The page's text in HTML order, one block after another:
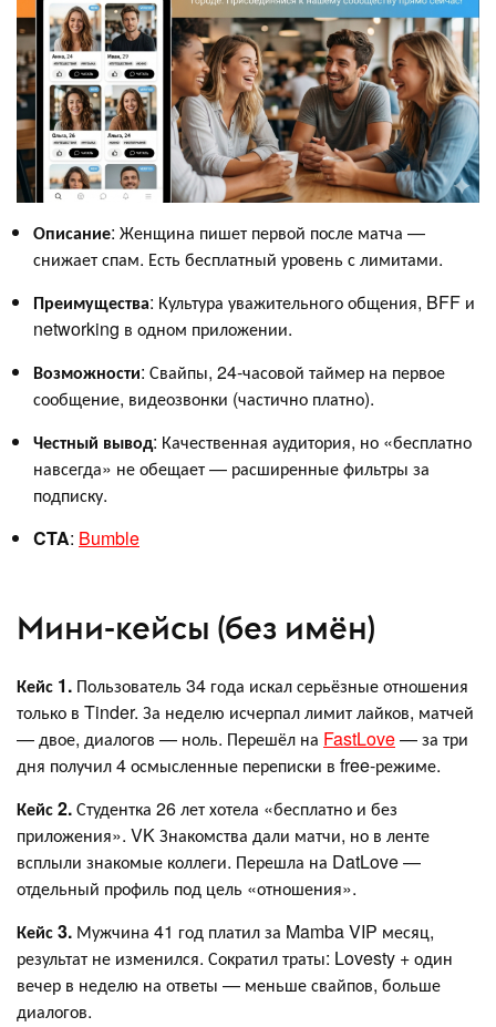
Описание: Женщина пишет первой после матча —
снижает спам. Есть бесплатный уровень с лимитами.
Преимущества: Культура уважительного общения, BFF и
networking в одном приложении.
Возможности: Свайпы, 24-часовой таймер на первое
сообщение, видеозвонки (частично платно).
Честный вывод: Качественная аудитория, но «бесплатно
навсегда» не обещает — расширенные фильтры за
подписку.
CTA: Bumble
Мини-кейсы (без имён)
Кейс 1. Пользователь 34 года искал серьёзные отношения
только в Tinder. За неделю исчерпал лимит лайков, матчей
— двое, диалогов — ноль. Перешёл на FastLove— за три
дня получил 4 осмысленные переписки в free-режиме.
Кейс 2.Студентка 26 лет хотела «бесплатно и без
приложения». VK Знакомства дали матчи, но в ленте
всплыли знакомые коллеги. Перешла на DatLove —
отдельный профиль под цель «отношения».
Кейс 3. Мужчина 41 год платил за Mamba VIP месяц,
результат не изменился. Сократил траты: Lovesty + один
вечер в неделю на ответы — меньше свайпов, больше
диалогов.